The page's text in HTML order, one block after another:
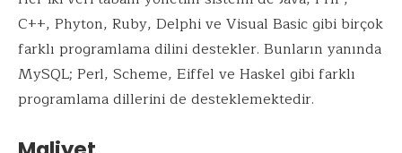
C++, Phyton, Ruby, Delphi ve Visual Basic gibi birçok
farklı programlama dilini destekler. Bunların yanında
MySQL; Perl, Scheme, Eiffel ve Haskel gibi farklı
programlama dillerini de desteklemektedir.